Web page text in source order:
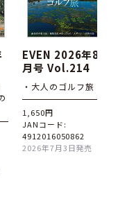
EVEN 2026年8
月号 Vol.214
・大人のゴルフ旅
1,650円
JANコード:
4912016050862
2026年7月3日発売